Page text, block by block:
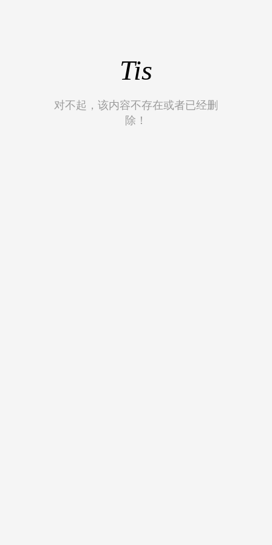
Tis
对不起，该内容不存在或者已经删
除！